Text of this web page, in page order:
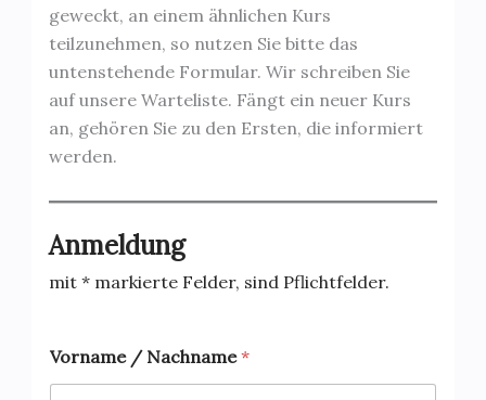
geweckt, an einem ähnlichen Kurs
teilzunehmen, so nutzen Sie bitte das
untenstehende Formular. Wir schreiben Sie
auf unsere Warteliste. Fängt ein neuer Kurs
an, gehören Sie zu den Ersten, die informiert
werden.
Anmeldung
mit * markierte Felder, sind Pflichtfelder.
Vorname / Nachname*